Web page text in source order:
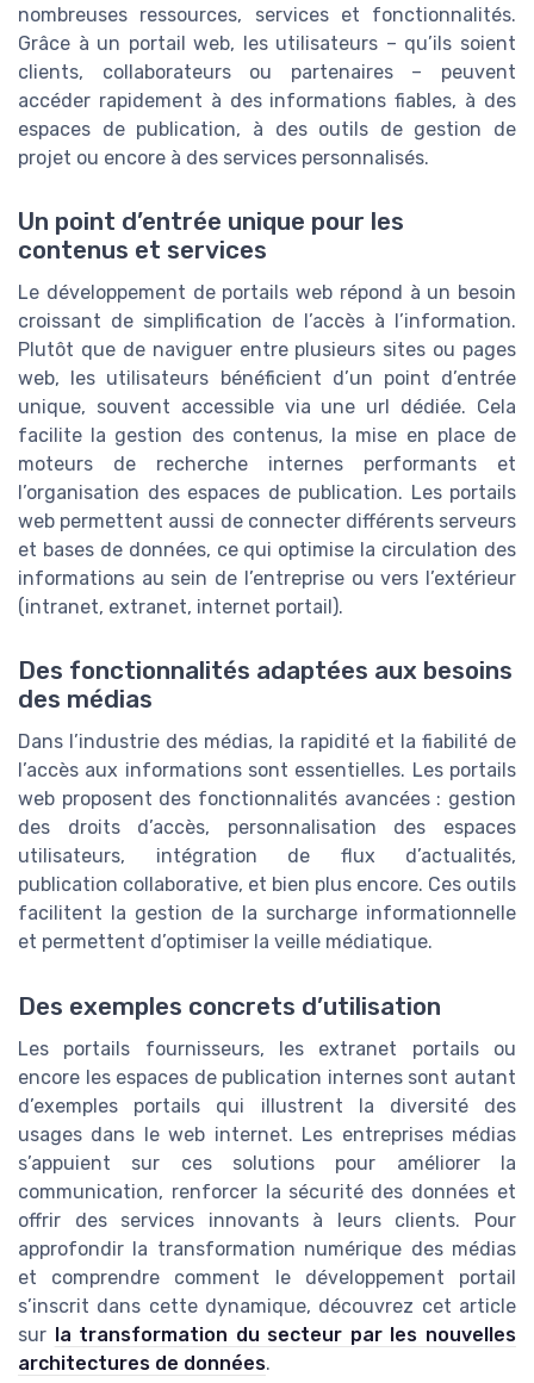
nombreuses ressources, services et fonctionnalités.
Grâce à un portail web, les utilisateurs – qu’ils soient
clients, collaborateurs ou partenaires – peuvent
accéder rapidement à des informations fiables, à des
espaces de publication, à des outils de gestion de
projet ou encore à des services personnalisés.
Un point d’entrée unique pour les
contenus et services
Le développement de portails web répond à un besoin
croissant de simplification de l’accès à l’information.
Plutôt que de naviguer entre plusieurs sites ou pages
web, les utilisateurs bénéficient d’un point d’entrée
unique, souvent accessible via une url dédiée. Cela
facilite la gestion des contenus, la mise en place de
moteurs de recherche internes performants et
l’organisation des espaces de publication. Les portails
web permettent aussi de connecter différents serveurs
et bases de données, ce qui optimise la circulation des
informations au sein de l’entreprise ou vers l’extérieur
(intranet, extranet, internet portail).
Des fonctionnalités adaptées aux besoins
des médias
Dans l’industrie des médias, la rapidité et la fiabilité de
l’accès aux informations sont essentielles. Les portails
web proposent des fonctionnalités avancées : gestion
des droits d’accès, personnalisation des espaces
utilisateurs, intégration de flux d’actualités,
publication collaborative, et bien plus encore. Ces outils
facilitent la gestion de la surcharge informationnelle
et permettent d’optimiser la veille médiatique.
Des exemples concrets d’utilisation
Les portails fournisseurs, les extranet portails ou
encore les espaces de publication internes sont autant
d’exemples portails qui illustrent la diversité des
usages dans le web internet. Les entreprises médias
s’appuient sur ces solutions pour améliorer la
communication, renforcer la sécurité des données et
offrir des services innovants à leurs clients. Pour
approfondir la transformation numérique des médias
et comprendre comment le développement portail
s’inscrit dans cette dynamique, découvrez cet article
sur la transformation du secteur par les nouvelles
architectures de données.